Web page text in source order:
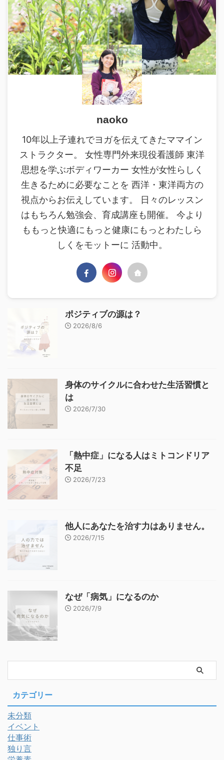
naoko
10年以上子連れでヨガを伝えてきたママイン
ストラクター。 女性専門外来現役看護師 東洋
思想を学ぶボディワーカー 女性が女性らしく
生きるために必要なことを 西洋・東洋両方の
視点からお伝えしています。 日々のレッスン
はもちろん勉強会、育成講座も開催。 今より
ももっと快適にもっと健康にもっとわたしら
しくをモットーに 活動中。
ポジティブの源は？
2026/8/6
身体のサイクルに合わせた生活習慣と
は
2026/7/30
「熱中症」になる人はミトコンドリア
不足
2026/7/23
他人にあなたを治す力はありません。
2026/7/15
なぜ「病気」になるのか
2026/7/9
カテゴリー
未分類
イベント
仕事術
独り言